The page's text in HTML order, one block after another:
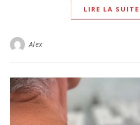
LIRE LA SUITE
Alex